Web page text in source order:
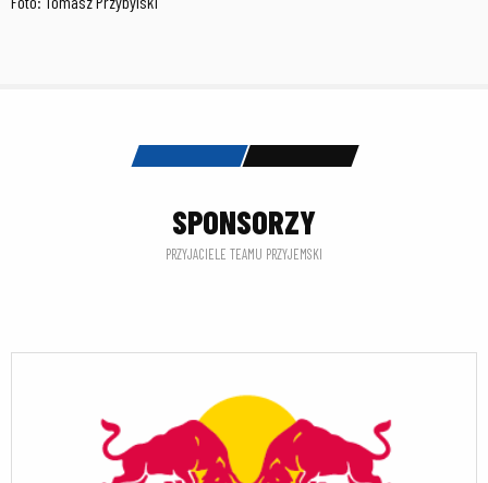
SPONSORZY
PRZYJACIELE TEAMU PRZYJEMSKI